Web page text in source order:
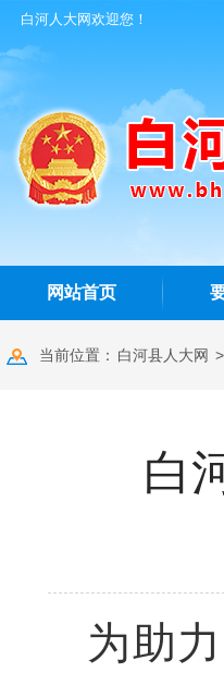
白河人大网欢迎您！
网站首页
当前位置： 白河县人大网 >
白
为助